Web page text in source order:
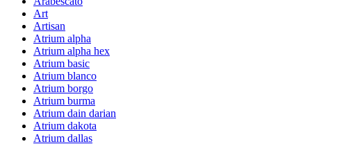
Art
Artisan
Atrium alpha
Atrium alpha hex
Atrium basic
Atrium blanco
Atrium borgo
Atrium burma
Atrium dain darian
Atrium dakota
Atrium dallas